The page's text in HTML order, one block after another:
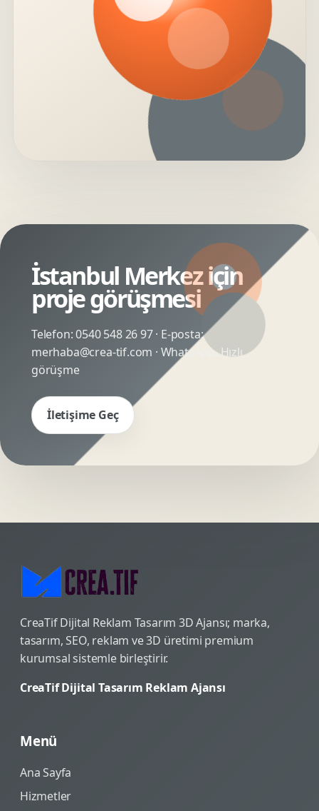
İstanbul Merkez için
proje görüşmesi
Telefon:0540 548 26 97· E-posta:
merhaba@crea-tif.com · WhatsApp:Hızlı
görüşme
İletişime Geç
CreaTif Dijital Reklam Tasarım 3D Ajansı; marka,
tasarım, SEO, reklam ve 3D üretimi premium
kurumsal sistemle birleştirir.
CreaTif Dijital Tasarım Reklam Ajansı
Menü
Ana Sayfa
Hizmetler